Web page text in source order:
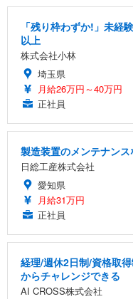
「残り枠わずか!」未経
以上
株式会社小林
埼玉県
月給26万円～40万円
正社員
製造装置のメンテナン
日総工産株式会社
愛知県
月給31万円
正社員
経理/週休2日制/資格取
からチャレンジできる
AI CROSS株式会社